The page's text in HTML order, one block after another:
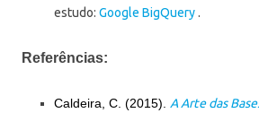
estudo: Google BigQuery.
Referências:
Caldeira, C. (2015). A Arte das